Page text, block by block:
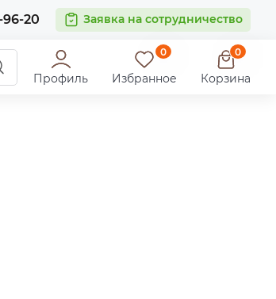
96-20 Заявка на сотрудничество
Профиль
0
Избранное
0
Корзина